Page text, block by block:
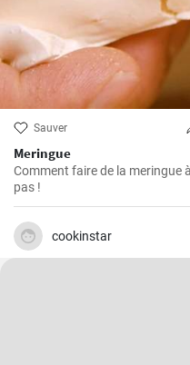
Sauver
Meringue
Comment faire de la meringue
pas !
cookinstar